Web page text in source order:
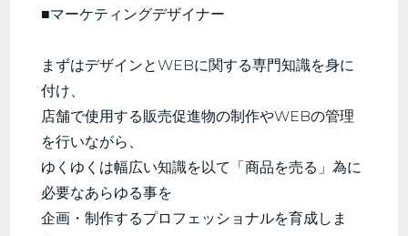
■マーケティングデザイナー
まずはデザインとWEBに関する専門知識を身に
付け、
店舗で使用する販売促進物の制作やWEBの管理
を行いながら、
ゆくゆくは幅広い知識を以て「商品を売る」為に
必要なあらゆる事を
企画・制作するプロフェッショナルを育成しま